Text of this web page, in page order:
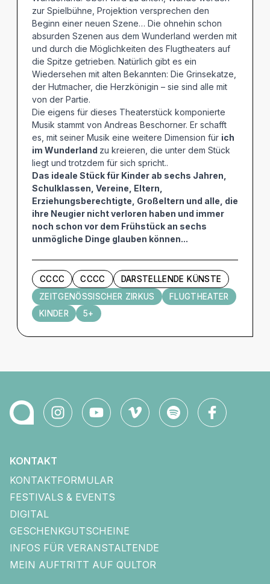
zur Spielbühne, Projektion versprechen den
Beginn einer neuen Szene… Die ohnehin schon
absurden Szenen aus dem Wunderland werden mit
und durch die Möglichkeiten des Flugtheaters auf
die Spitze getrieben. Natürlich gibt es ein
Wiedersehen mit alten Bekannten: Die Grinsekatze,
der Hutmacher, die Herzkönigin – sie sind alle mit
von der Partie.
Die eigens für dieses Theaterstück komponierte
Musik stammt von Andreas Beschorner. Er schafft
es, mit seiner Musik eine weitere Dimension für ich
im Wunderland zu kreieren, die unter dem Stück
liegt und trotzdem für sich spricht..
Das ideale Stück für Kinder ab sechs Jahren,
Schulklassen, Vereine, Eltern,
Erziehungsberechtigte, Großeltern und alle, die
ihre Neugier nicht verloren haben und immer
noch schon vor dem Frühstück an sechs
unmögliche Dinge glauben können...
CCCC CCCC
DARSTELLENDE KÜNSTE
ZEITGENÖSSISCHER ZIRKUS
FLUGTHEATER
KINDER
5+
KONTAKT
KONTAKTFORMULAR
FESTIVALS & EVENTS
DIGITAL
GESCHENKGUTSCHEINE
INFOS FÜR VERANSTALTENDE
MEIN AUFTRITT AUF QULTOR